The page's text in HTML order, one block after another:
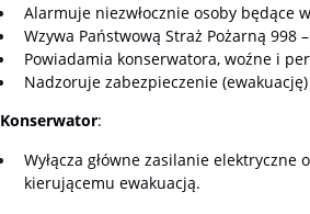
Alarmuje niezwłocznie osoby będące
Wzywa Państwową Straż Pożarną 998
Powiadamia konserwatora, woźne i
Nadzoruje zabezpieczenie
Konserwator:
Wyłącza główne zasilanie
kierującemu ewakuacją.